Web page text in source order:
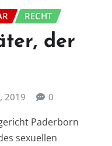
RECHT
der
2019 0
Paderborn
sexuellen